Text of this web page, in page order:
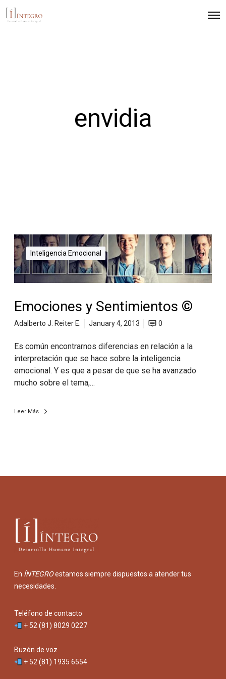
envidia
Inteligencia Emocional
Emociones y Sentimientos ©
Adalberto J. Reiter E. January 4, 2013 0
Es común encontrarnos diferencias en relación a la
interpretación que se hace sobre la inteligencia
emocional. Y es que a pesar de que se ha avanzado
mucho sobre el tema,…
Leer Más
En ÍNTEGROestamos siempre dispuestos a atender tus
necesidades.
Teléfono de contacto
+ 52 (81) 8029 0227
Buzón de voz
+ 52 (81) 1935 6554